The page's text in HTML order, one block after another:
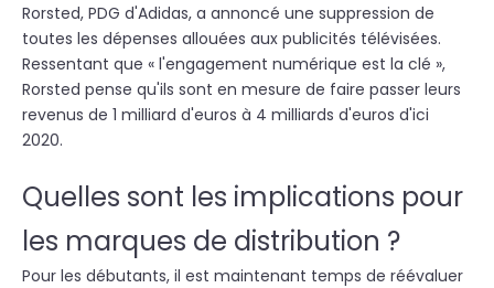
Rorsted, PDG d'Adidas, a annoncé une suppression de
toutes les dépenses allouées aux publicités télévisées.
Ressentant que « l'engagement numérique est la clé »,
Rorsted pense qu'ils sont en mesure de faire passer leurs
revenus de 1 milliard d'euros à 4 milliards d'euros d'ici
2020.
Quelles sont les implications pour
les marques de distribution ?
Pour les débutants, il est maintenant temps de réévaluer